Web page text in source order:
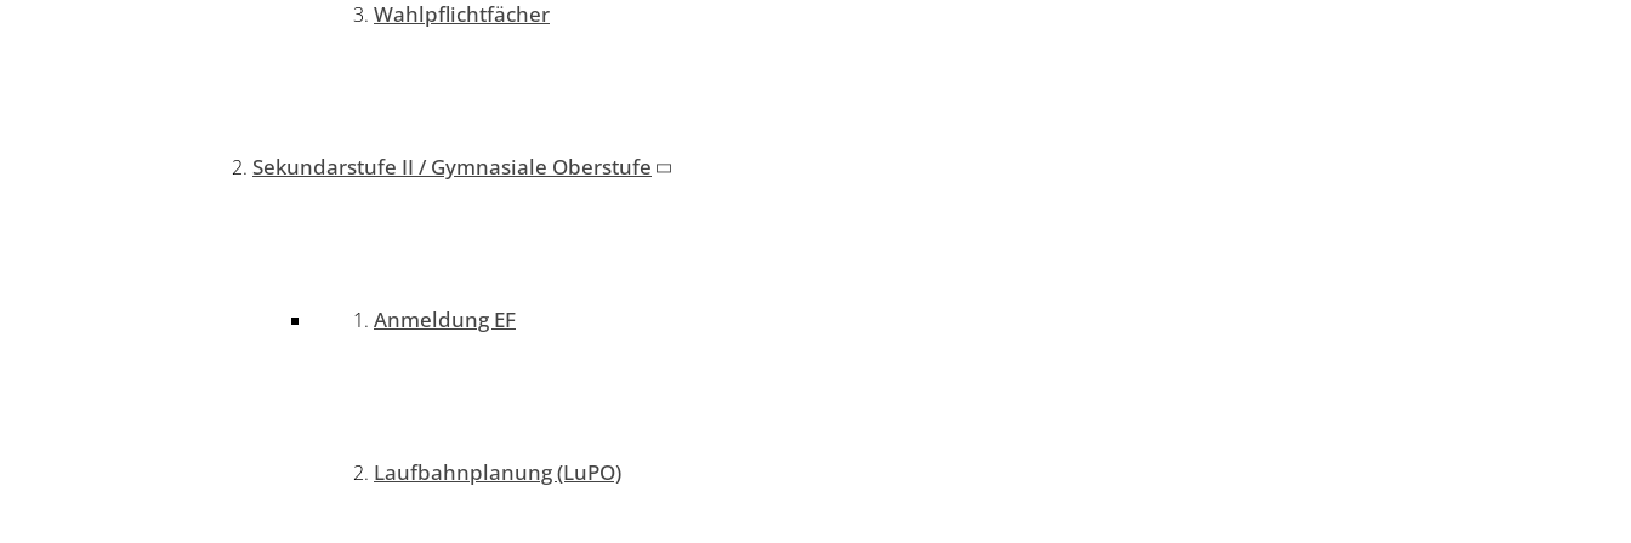
Wahlpflichtfächer
Sekundarstufe II / Gymnasiale Oberstufe
Anmeldung EF
Laufbahnplanung (LuPO)